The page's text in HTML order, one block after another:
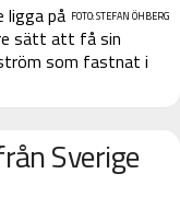
FOTO: STEFAN ÖHBERG
ligga på
sätt att få sin
som fastnat i
Sverige